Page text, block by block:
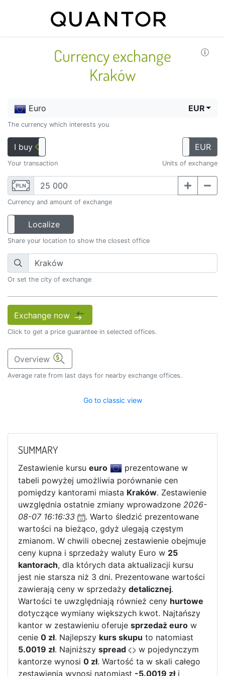
Currency exchange
Kraków
Euro EUR
The currency which interests you
I buy EUR
Your transaction Units of exchange
PLN
Currency and amount of exchange
Localize
Share your location to show the closest office
Or set the city of exchange
Exchange now
Click to get a price guarantee in selected offices.
Overview
Average rate from last days for nearby exchange offices.
Go to classic view
SUMMARY
Zestawienie kursu euro
prezentowane w
tabeli powyżej umożliwia porównanie cen
pomiędzy kantorami miasta Kraków. Zestawienie
uwzględnia ostatnie zmiany wprowadzone 2026-
08-07 16:16:33
. Warto śledzić prezentowane
wartości na bieżąco, gdyż ulegają częstym
zmianom. W chwili obecnej zestawienie obejmuje
ceny kupna i sprzedaży waluty Euro w 25
kantorach, dla których data aktualizacji kursu
jest nie starsza niż 3 dni. Prezentowane wartości
zawierają ceny w sprzedaży detalicznej.
Wartości te uwzględniają również ceny hurtowe
dotyczące wymiany większych kwot. Najtańszy
kantor w zestawieniu oferuje sprzedaż euro w
cenie 0 zł. Najlepszy kurs skupu to natomiast
5.0019 zł. Najniższy spread
w pojedynczym
kantorze wynosi 0 zł. Wartość ta w skali całego
zestawienia wynosi natomiast -5.0019 złi